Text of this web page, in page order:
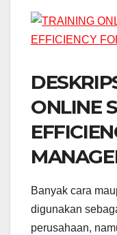
ONLINE
Banyak cara
digunakan
perusahaan,